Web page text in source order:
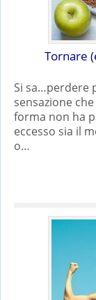
Tornare
Si sa…perdere
sensazione
forma non ha
eccesso sia il
o…